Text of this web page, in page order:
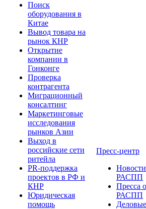
Поиск
оборудования в
Китае
Вывод товара на
рынок КНР
Открытие
компании в
Гонконге
Проверка
контрагента
Миграционный
консалтинг
Маркетинговые
исследования
рынков Азии
Выход в
российские сети
ритейла
PR-поддержка
проектов в РФ и
КНР
Юридическая
помощь
Пресс-центр
Новости
РАСПП
Пресса о
РАСПП
Деловые